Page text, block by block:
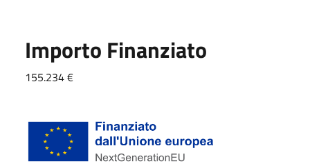
Importo Finanziato
155.234 €